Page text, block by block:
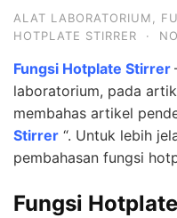
ALAT LABORATORIUM
HOTPLATE STIRRER
·
Fungsi Hotplate Stirrer
laboratorium, pada
membahas artikel
Stirrer “. Untuk lebih
pembahasan fungsi
Fungsi